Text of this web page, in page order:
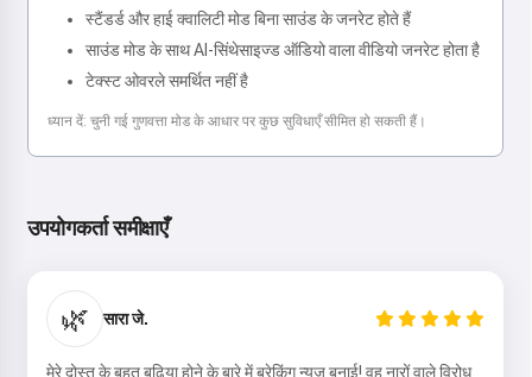
स्टैंडर्ड और हाई क्वालिटी मोड बिना साउंड के जनरेट होते हैं
साउंड मोड के साथ AI-सिंथेसाइज्ड ऑडियो वाला वीडियो जनरेट होता है
टेक्स्ट ओवरले समर्थित नहीं है
ध्यान दें: चुनी गई गुणवत्ता मोड के आधार पर कुछ सुविधाएँ सीमित हो सकती हैं।
उपयोगकर्ता समीक्षाएँ
🌿 सारा जे.
मेरे दोस्त के बहुत बढ़िया होने के बारे में ब्रेकिंग न्यूज़ बनाई! वह नारों वाले विरोध